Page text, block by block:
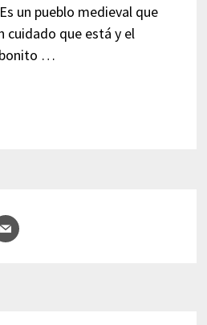
un pueblo medieval que
cuidado que está y el
…